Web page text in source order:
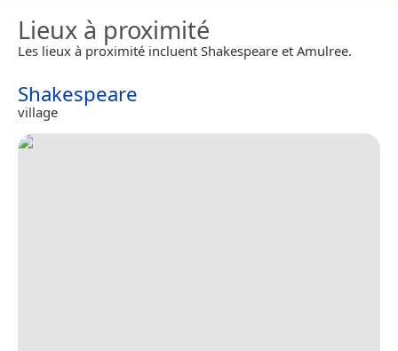
Lieux à proximité
Les lieux à proximité incluent Shakespeare et Amulree.
Shakespeare
village